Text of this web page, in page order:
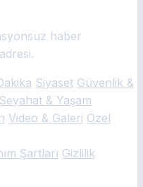
duyuruldu.
haber
Siyaset Güvenlik &
Seyahat & Yaşam
Video & Galeri Özel
Şartları Gizlilik